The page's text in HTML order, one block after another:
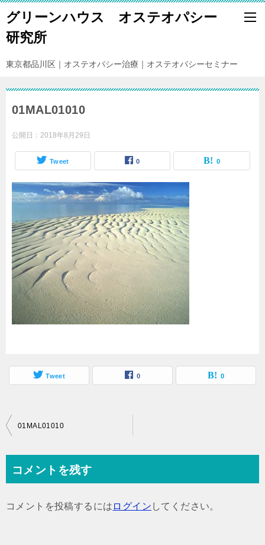
グリーンハウス オステオパシー
研究所
東京都品川区｜オステオパシー治療｜オステオパシーセミナー
01MAL01010
公開日： 2018年8月29日
Tweet 0 0
Tweet 0 0
投
ビ
01MAL01010
コメントを残す
コメントを投稿するには ログイン してください。